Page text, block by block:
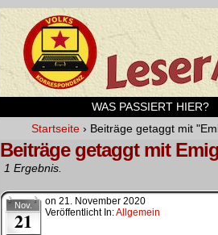
WAS PASSIERT HIER?
Startseite › Beiträge getaggt mit
Beiträge getaggt mit
1 Ergebnis.
Nov.
21
on 21. November 2020
Veröffentlicht In:Allgemein